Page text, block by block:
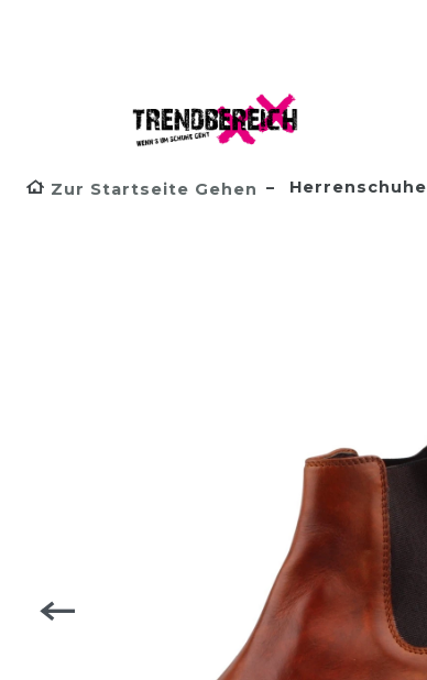
Zur Startseite Gehen Herrenschuhe